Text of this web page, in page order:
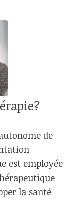
de
est employée
la santé